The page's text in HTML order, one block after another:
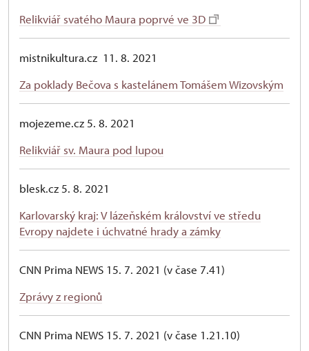
Relikviář svatého Maura poprvé ve 3D
mistnikultura.cz 11. 8. 2021
Za poklady Bečova s kastelánem Tomášem Wizovským
mojezeme.cz 5. 8. 2021
Relikviář sv. Maura pod lupou
blesk.cz 5. 8. 2021
Karlovarský kraj: V lázeňském království ve středu
Evropy najdete i úchvatné hrady a zámky
CNN Prima NEWS 15. 7. 2021 (v čase 7.41)
Zprávy z regionů
CNN Prima NEWS 15. 7. 2021 (v čase 1.21.10)